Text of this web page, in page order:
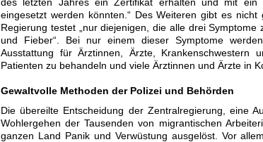
eingesetzt werden könnten.“ Des Weiteren gibt es
Regierung testet „nur diejenigen, die alle drei
und Fieber“. Bei nur einem dieser Symptome
Ausstattung für Ärztinnen, Ärzte, Krankenschwestern
Patienten zu behandeln und viele Ärztinnen und Ärzte in
Gewaltvolle Methoden der Polizei und Behörden
Die übereilte Entscheidung der Zentralregierung, eine
Wohlergehen der Tausenden von migrantischen
ganzen Land Panik und Verwüstung ausgelöst. Vor